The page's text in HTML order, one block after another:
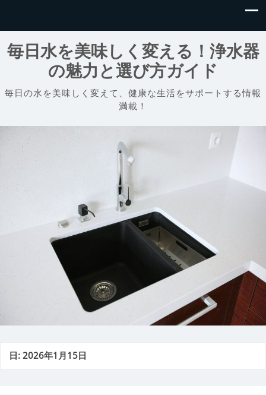
毎日水を美味しく変える！浄水器
の魅力と選び方ガイド
毎日の水を美味しく変えて、健康な生活をサポートする情報
満載！
日:2026年1月15日